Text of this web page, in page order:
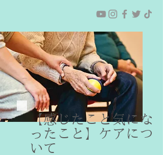
【感じたこと気にな
ったこと】ケアにつ
いて